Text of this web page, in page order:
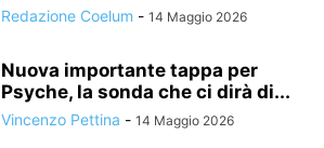
Redazione Coelum - 14 Maggio 2026
Nuova importante tappa per
Psyche, la sonda che ci dirà di...
Vincenzo Pettina - 14 Maggio 2026